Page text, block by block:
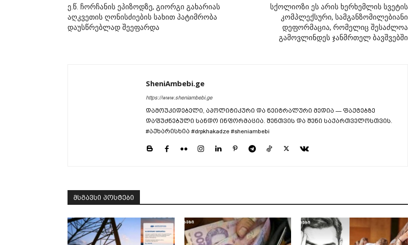
ე.წ. ჩორჩანის ეპიზოდზე, გიორგი გახარიას
აღკვეთის ღონისძიების სახით პატიმრობა
დაუსწრებლად შეეფარდა
სქოლიოზი ეს არის ხერხემლის სვეტის
კომპლექსური, სამგანზომილებიანი
დეფორმაცია, რომელიც შესაძლოა
გამოვლინდეს ჯანმრთელ ბავშვებში
SheniAmbebi.ge
https://www.sheniambebi.ge
დამოუკიდებელი, აპოლიტიკური და ნეიტრალური მედია — ფაქტებზე
დაფუძნებული სანდო ინფორმაცია. შენთვის და შენი საქართველოსთვის.
#აქხარისხია #drpkhakadze #sheniambebi
მსგავსი პოსტები